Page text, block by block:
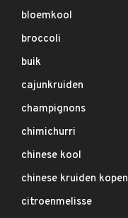
bloemkool
broccoli
buik
cajunkruiden
champignons
chimichurri
chinese kool
chinese kruiden kopen
citroenmelisse